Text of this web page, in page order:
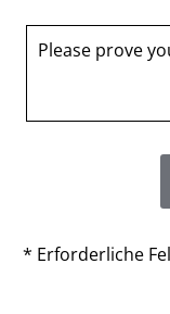
Please prove
* Erforderliche